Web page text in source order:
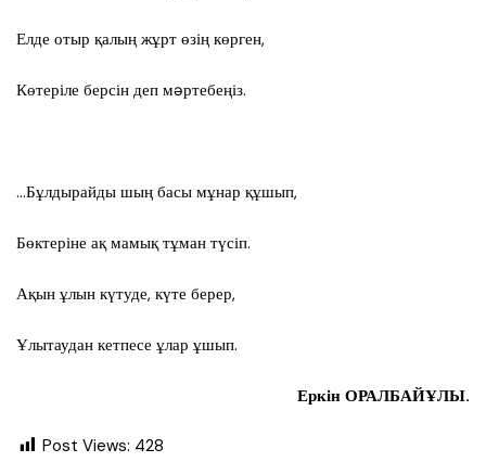
Елде отыр қалың жұрт өзің көрген,
Көтеріле берсін деп мəртебеңіз.
…Бұлдырайды шың басы мұнар құшып,
Бөктеріне ақ мамық тұман түсіп.
Ақын ұлын күтуде, күте берер,
Ұлытаудан кетпесе ұлар ұшып.
Еркін ОРАЛБАЙҰЛЫ.
Post Views: 428